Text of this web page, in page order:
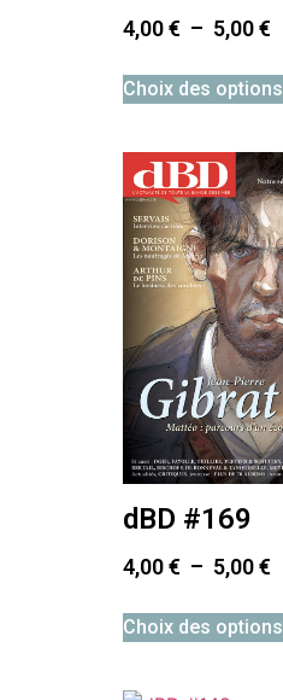
4,00€ – 5,00€
Choix des options
dBD #169
4,00€ – 5,00€
Choix des options